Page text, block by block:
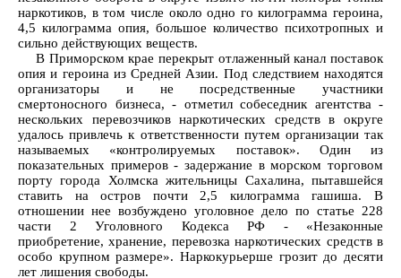
наркотиков, в том числе около одно го килограмма героина,
4,5 килограмма опия, большое количество психотропных и
сильно действующих веществ.
В Приморском крае перекрыт отлаженный канал поставок
опия и героина из Средней Азии. Под следствием находятся
организаторы и не посредственные участники
смертоносного бизнеса, - отметил собеседник агентства -
нескольких перевозчиков наркотических средств в округе
удалось привлечь к ответственности путем организации так
называемых «контролируемых поставок». Один из
показательных примеров - задержание в морском торговом
порту города Холмска жительницы Сахалина, пытавшейся
ставить на остров почти 2,5 килограмма гашиша. В
отношении нее возбуждено уголовное дело по статье 228
части 2 Уголовного Кодекса РФ - «Незаконные
приобретение, хранение, перевозка наркотических средств в
особо крупном размере». Наркокурьерше грозит до десяти
лет лишения свободы.